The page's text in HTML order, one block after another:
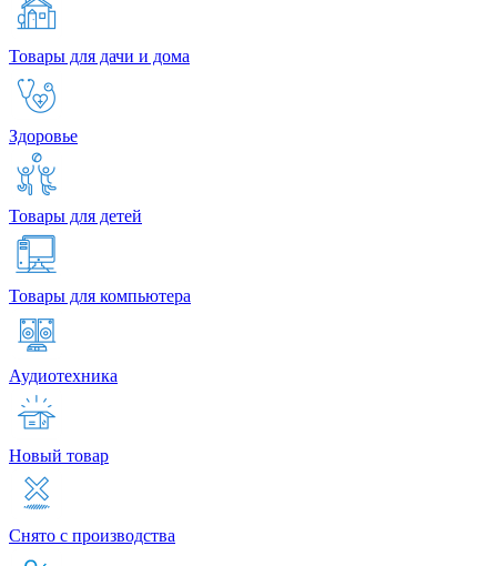
Товары для дачи и дома
Здоровье
Товары для детей
Товары для компьютера
Аудиотехника
Новый товар
Снято с производства